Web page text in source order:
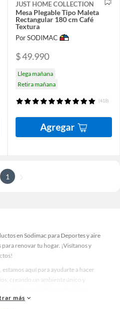
JUST HOME COLLECTION
Mesa Plegable Tipo Maleta
Rectangular 180 cm Café
Textura
Por SODIMAC
$ 49.990
Llega mañana
Retira mañana
(418)
Agregar
1
en Sodimac para Deportes y aire
renovar tu hogar. ¡Visítanos y
aquí para ayudarte a hacer
creando un ambiente único y
crear un espacio más tú.
más